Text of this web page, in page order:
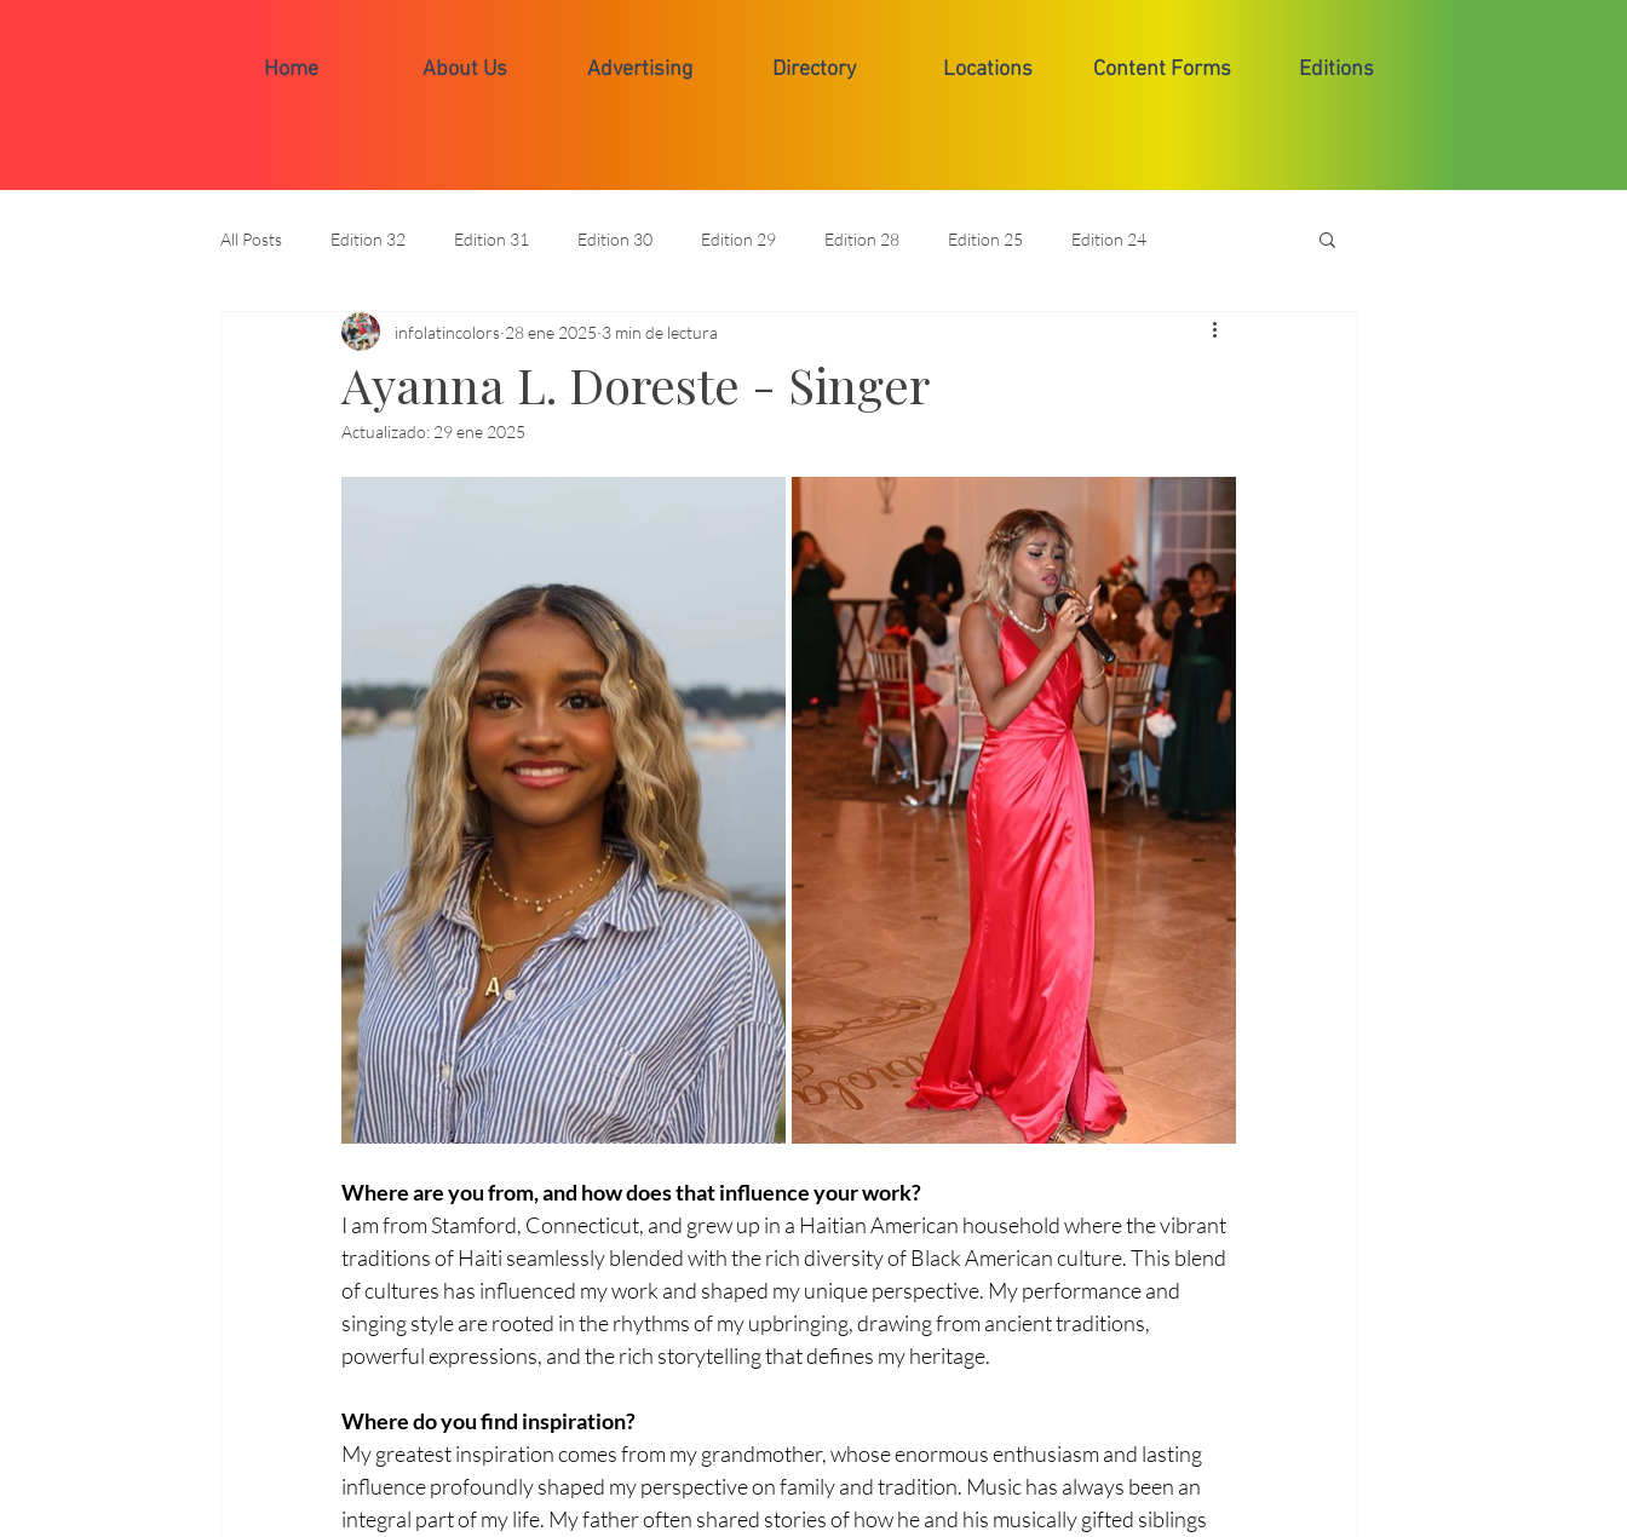
Home About Us Advertising Directory Locations Content Forms Editions
All Posts Edition 32 Edition 31 Edition 30 Edition 29 Edition 28 Edition 25 Edition 24
On the News/En la Noticia Digital Businesses
Ayanna L. Doreste - Singer
infolatincolors 28 ene 2025 3 min de lectura
Actualizado: 29 ene 2025
Where are you from, and how does that influence your work?
I am from Stamford, Connecticut, and grew up in a Haitian American household where the vibrant
traditions of Haiti seamlessly blended with the rich diversity of Black American culture. This blend
of cultures has influenced my work and shaped my unique perspective. My performance and
singing style are rooted in the rhythms of my upbringing, drawing from ancient traditions,
powerful expressions, and the rich storytelling that defines my heritage.
Where do you find inspiration?
My greatest inspiration comes from my grandmother, whose enormous enthusiasm and lasting
influence profoundly shaped my perspective on family and tradition. Music has always been an
integral part of my life. My father often shared stories of how he and his musically gifted siblings